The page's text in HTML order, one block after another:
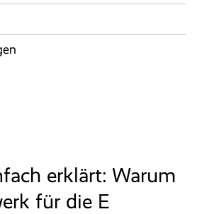
NEU
MEGA
erklärt: Warum
für die E